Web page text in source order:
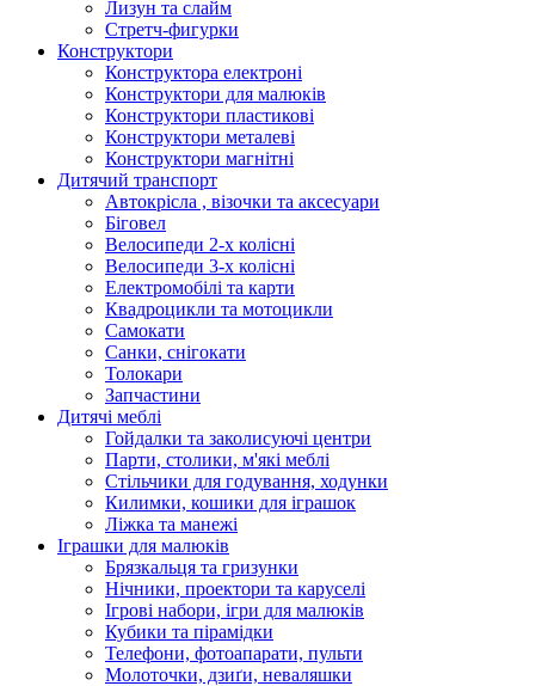
Лизун та слайм
Стретч-фигурки
Конструктори
Конструктора електроні
Конструктори для малюків
Конструктори пластикові
Конструктори металеві
Конструктори магнітні
Дитячий транспорт
Автокрісла , візочки та аксесуари
Біговел
Велосипеди 2-х колісні
Велосипеди 3-х колісні
Електромобілі та карти
Квадроцикли та мотоцикли
Самокати
Санки, снігокати
Толокари
Запчастини
Дитячі меблі
Гойдалки та заколисуючі центри
Парти, столики, м'які меблі
Стільчики для годування, ходунки
Килимки, кошики для іграшок
Ліжка та манежі
Іграшки для малюків
Брязкальця та гризунки
Нічники, проектори та каруселі
Ігрові набори, ігри для малюків
Кубики та пірамідки
Телефони, фотоапарати, пульти
Молоточки, дзиґи, неваляшки